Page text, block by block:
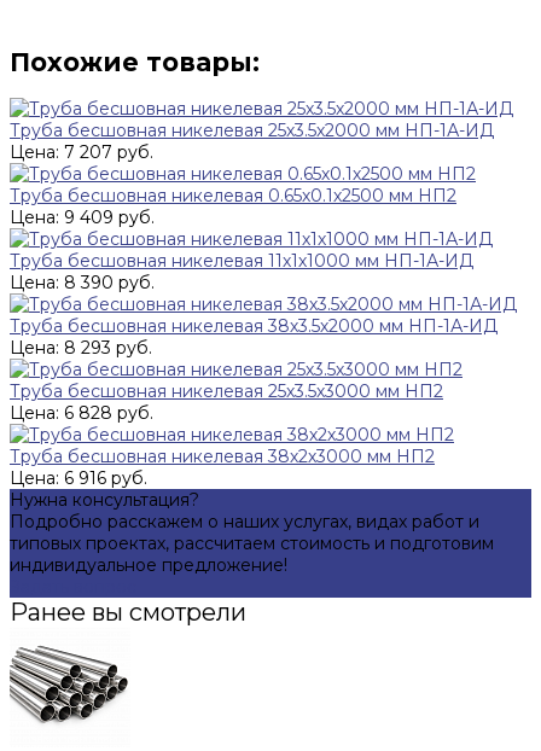
Похожие товары:
Труба бесшовная никелевая 25х3.5х2000 мм НП-1А-ИД
Цена: 7 207 руб.
Труба бесшовная никелевая 0.65х0.1х2500 мм НП2
Цена: 9 409 руб.
Труба бесшовная никелевая 11х1х1000 мм НП-1А-ИД
Цена: 8 390 руб.
Труба бесшовная никелевая 38х3.5х2000 мм НП-1А-ИД
Цена: 8 293 руб.
Труба бесшовная никелевая 25х3.5х3000 мм НП2
Цена: 6 828 руб.
Труба бесшовная никелевая 38х2х3000 мм НП2
Цена: 6 916 руб.
Нужна консультация?
Подробно расскажем о наших услугах, видах работ и
типовых проектах, рассчитаем стоимость и подготовим
индивидуальное предложение!
Ранее вы смотрели